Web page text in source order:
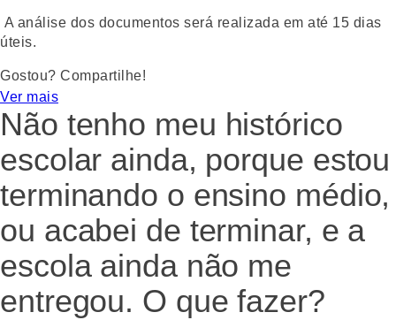
A análise dos documentos será realizada em até 15 dias
úteis.
Gostou? Compartilhe!
WhatsApp
Facebook
Twitter
Email
Ver mais
Não tenho meu histórico
escolar ainda, porque estou
terminando o ensino médio,
ou acabei de terminar, e a
escola ainda não me
entregou. O que fazer?